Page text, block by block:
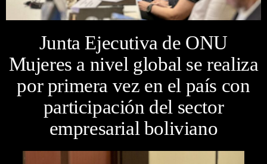
Junta Ejecutiva de ONU
Mujeres a nivel global se realiza
por primera vez en el país con
participación del sector
empresarial boliviano